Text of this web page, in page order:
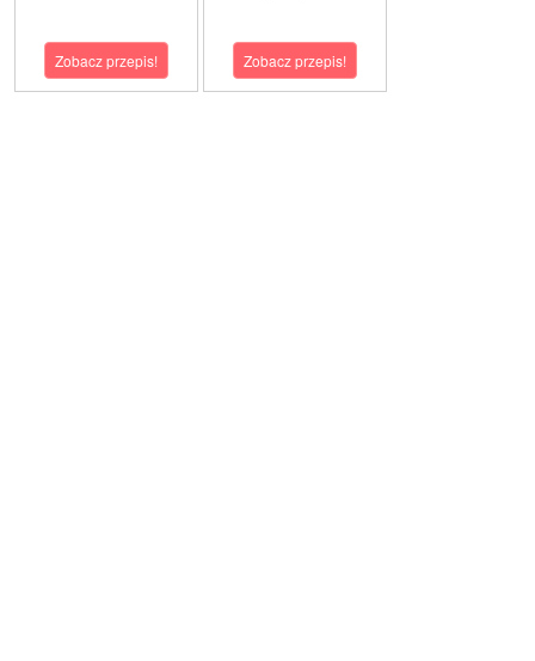
Zobacz przepis! Zobacz przepis!